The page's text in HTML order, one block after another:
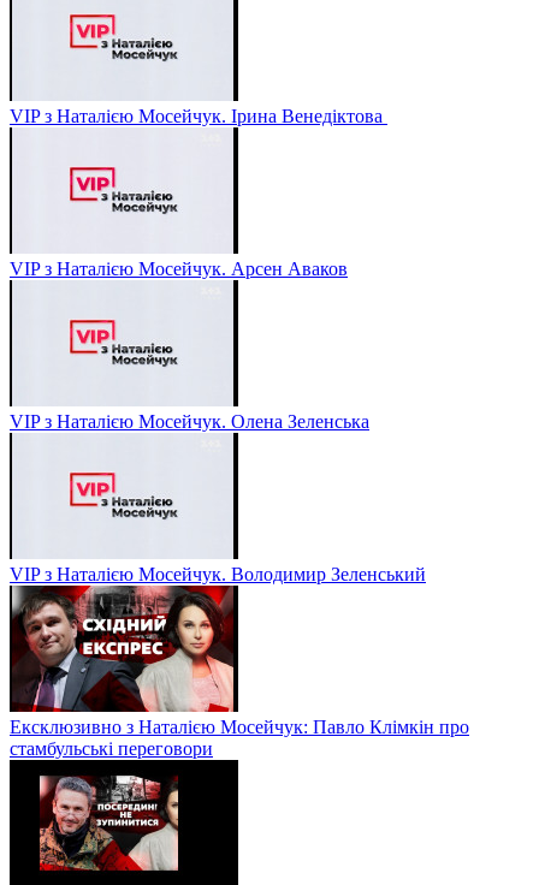
VIP з Наталією Мосейчук. Ірина Венедіктова
VIP з Наталією Мосейчук. Арсен Аваков
VIP з Наталією Мосейчук. Олена Зеленська
VIP з Наталією Мосейчук. Володимир Зеленський
Ексклюзивно з Наталією Мосейчук: Павло Клімкін про
стамбульські переговори